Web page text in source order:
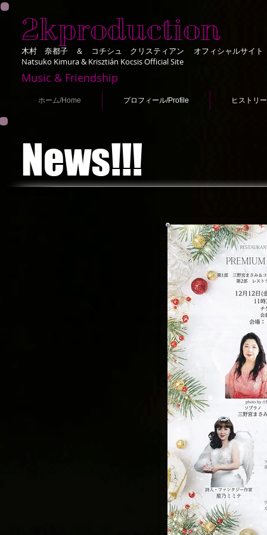
2kproduction
木村 奈都子 ＆ コチシュ クリスティアン オフィシャルサイト
Natsuko Kimura & Krisztián Kocsis Official Site
Music & Friendship
ホーム/Home プロフィール/Profile ヒストリ
News!!!